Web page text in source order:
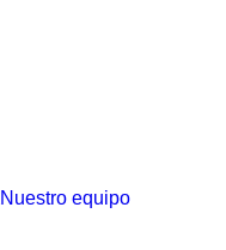
Nuestro equipo